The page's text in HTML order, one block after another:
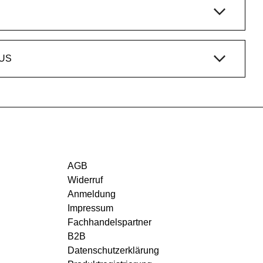
AGB
Widerruf
Anmeldung
Impressum
Fachhandelspartner
B2B
Datenschutzerklärung